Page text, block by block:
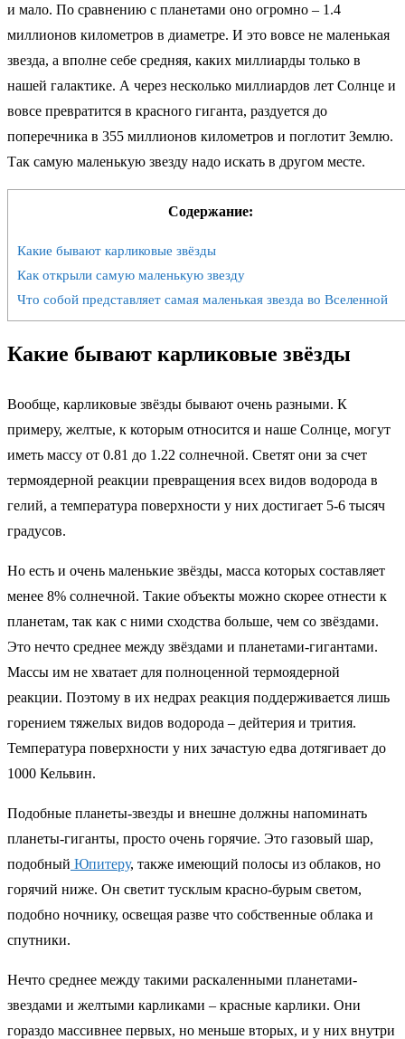
и мало. По сравнению с планетами оно огромно – 1.4
миллионов километров в диаметре. И это вовсе не маленькая
звезда, а вполне себе средняя, каких миллиарды только в
нашей галактике. А через несколько миллиардов лет Солнце и
вовсе превратится в красного гиганта, раздуется до
поперечника в 355 миллионов километров и поглотит Землю.
Так самую маленькую звезду надо искать в другом месте.
Содержание:
Какие бывают карликовые звёзды
Как открыли самую маленькую звезду
Что собой представляет самая маленькая звезда во Вселенной
Какие бывают карликовые звёзды
Вообще, карликовые звёзды бывают очень разными. К
примеру, желтые, к которым относится и наше Солнце, могут
иметь массу от 0.81 до 1.22 солнечной. Светят они за счет
термоядерной реакции превращения всех видов водорода в
гелий, а температура поверхности у них достигает 5-6 тысяч
градусов.
Но есть и очень маленькие звёзды, масса которых составляет
менее 8% солнечной. Такие объекты можно скорее отнести к
планетам, так как с ними сходства больше, чем со звёздами.
Это нечто среднее между звёздами и планетами-гигантами.
Массы им не хватает для полноценной термоядерной
реакции. Поэтому в их недрах реакция поддерживается лишь
горением тяжелых видов водорода – дейтерия и трития.
Температура поверхности у них зачастую едва дотягивает до
1000 Кельвин.
Подобные планеты-звезды и внешне должны напоминать
планеты-гиганты, просто очень горячие. Это газовый шар,
подобный Юпитеру, также имеющий полосы из облаков, но
горячий ниже. Он светит тусклым красно-бурым светом,
подобно ночнику, освещая разве что собственные облака и
спутники.
Нечто среднее между такими раскаленными планетами-
звездами и желтыми карликами – красные карлики. Они
гораздо массивнее первых, но меньше вторых, и у них внутри